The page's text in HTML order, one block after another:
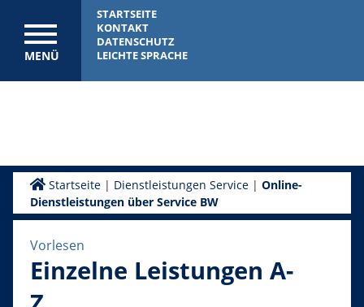
MENÜ
STARTSEITE
KONTAKT
DATENSCHUTZ
LEICHTE SPRACHE
Startseite| Dienstleistungen Service| Online-
Dienstleistungen über Service BW
Vorlesen
Einzelne Leistungen A-